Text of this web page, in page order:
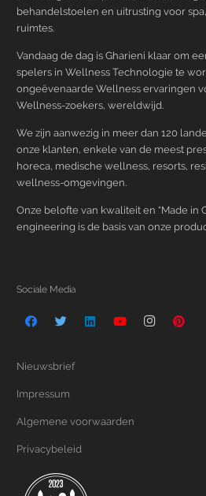
behandelstoelen en uitrusting voor
ruimtes.
Vandaag de dag is Gharieni klaar om
spelers in Wellness Technologie te
ongeëvenaarde Wellness ervaringen
Wellness-zoekers, wereldwijd.
We zijn aanwezig in meer dan 120
onze klanten, enkele van de meest
horeca, medische wellness, resorts,
wellness-omgevingen.
Onze belofte van kwaliteit en “Made in
engineering is de basis van onze
Sociale Media
Nieuwsbrief
Impressum
Algemene voorwaarden
Privacybeleid